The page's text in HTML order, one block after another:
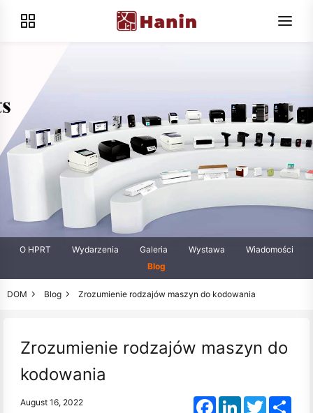
O HPRT Wydarzenia Galeria Wystawa
Wiadomości
Blog
DOM Blog Zrozumienie rodzajów maszyn do kodowania
Zrozumienie rodzajów maszyn do
kodowania
August 16, 2022 FacebookLinkedInTwitter